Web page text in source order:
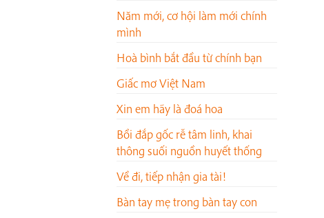
Năm mới, cơ hội làm mới chính
mình
Hoà bình bắt đầu từ chính bạn
Giấc mơ Việt Nam
Xin em hãy là đoá hoa
Bồi đắp gốc rễ tâm linh, khai
thông suối nguồn huyết thống
Về đi, tiếp nhận gia tài!
Bàn tay mẹ trong bàn tay con